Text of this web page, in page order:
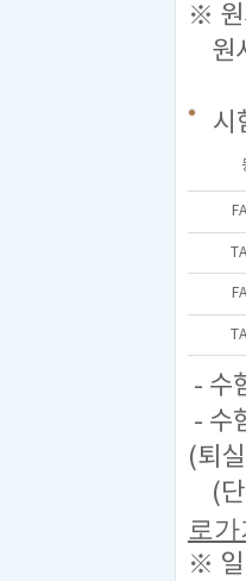
※ 원
원
시
- 수
- 수
(퇴
(단
로가
※ 일